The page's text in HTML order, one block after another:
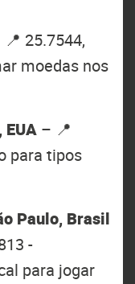
📍 25.7544,
moedas nos
– 📍
para tipos
Paulo, Brasil
-
para jogar